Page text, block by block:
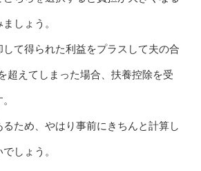
しょう。
して得られた利益をプラスして夫の合
超えてしまった場合、扶養控除を受
ため、やはり事前にきちんと計算し
しょう。